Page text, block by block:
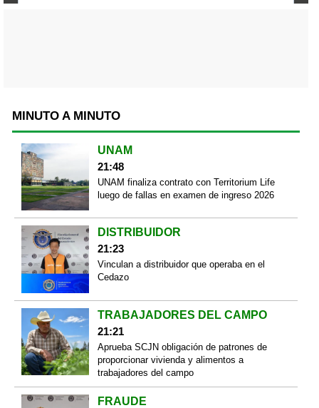
MINUTO A MINUTO
UNAM
21:48
UNAM finaliza contrato con Territorium Life
luego de fallas en examen de ingreso 2026
DISTRIBUIDOR
21:23
Vinculan a distribuidor que operaba en el
Cedazo
TRABAJADORES DEL CAMPO
21:21
Aprueba SCJN obligación de patrones de
proporcionar vivienda y alimentos a
trabajadores del campo
FRAUDE